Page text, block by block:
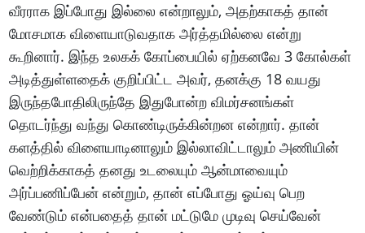
வீரராக இப்போது இல்லை என்றாலும், அதற்காகத் தான்
மோசமாக விளையாடுவதாக அர்த்தமில்லை என்று
கூறினார். இந்த உலகக் கோப்பையில் ஏற்கனவே 3 கோல்கள்
அடித்துள்ளதைக் குறிப்பிட்ட அவர், தனக்கு 18 வயது
இருந்தபோதிலிருந்தே இதுபோன்ற விமர்சனங்கள்
தொடர்ந்து வந்து கொண்டிருக்கின்றன என்றார். தான்
களத்தில் விளையாடினாலும் இல்லாவிட்டாலும் அணியின்
வெற்றிக்காகத் தனது உடலையும் ஆன்மாவையும்
அர்ப்பணிப்பேன் என்றும், தான் எப்போது ஓய்வு பெற
வேண்டும் என்பதைத் தான் மட்டுமே முடிவு செய்வேன்